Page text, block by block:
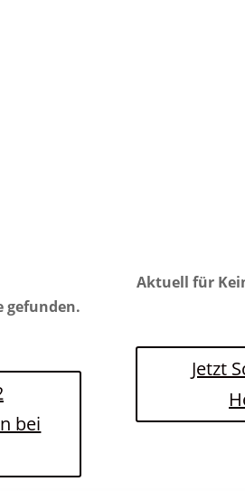
gefunden.
bei
Aktuell für
Jetzt